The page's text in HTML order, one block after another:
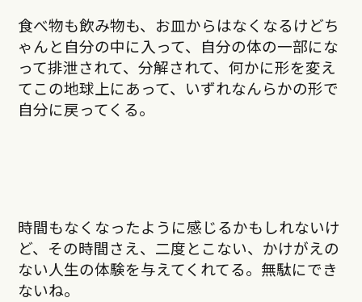
食べ物も飲み物も、お皿からはなくなるけどち
ゃんと自分の中に入って、自分の体の一部にな
って排泄されて、分解されて、何かに形を変え
てこの地球上にあって、いずれなんらかの形で
自分に戻ってくる。
時間もなくなったように感じるかもしれないけ
ど、その時間さえ、二度とこない、かけがえの
ない人生の体験を与えてくれてる。無駄にでき
ないね。